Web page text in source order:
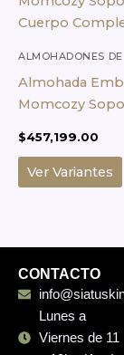
ALMOHADONES DE
Almohada
Momcozy
$457,199.00
Ver Variantes
CONTACTO
Lunes a
Viernes de 11